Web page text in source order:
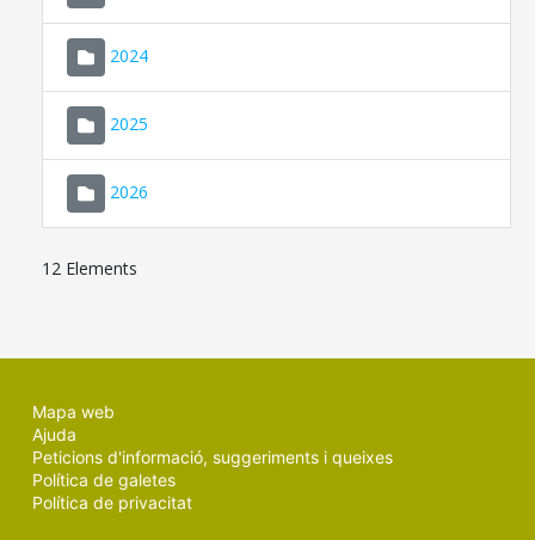
2024
2025
2026
12 Elements
Mapa web
Ajuda
Peticions d'informació, suggeriments i queixes
Política de galetes
Política de privacitat